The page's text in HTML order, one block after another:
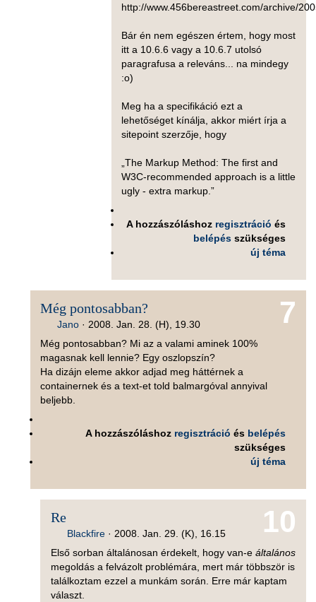
http://www.456bereastreet.com/archive/
Bár én nem egészen értem, hogy most
itt a 10.6.6 vagy a 10.6.7 utolsó
paragrafusa a releváns... na mindegy
:o)
Meg ha a specifikáció ezt a
lehetőséget kínálja, akkor miért írja a
sitepoint szerzője, hogy
„The Markup Method: The first and
W3C-recommended approach is a little
ugly - extra markup.”
A hozzászóláshoz regisztráció és
belépés szükséges
új téma
7
Még pontosabban?
Jano· 2008. Jan. 28. (H), 19.30
Még pontosabban? Mi az a valami aminek 100%
magasnak kell lennie? Egy oszlopszín?
Ha dizájn eleme akkor adjad meg háttérnek a
containernek és a text-et told balmargóval annyival
beljebb.
A hozzászóláshoz regisztráció és belépés
szükséges
új téma
10
Re
Blackfire · 2008. Jan. 29. (K), 16.15
Első sorban általánosan érdekelt, hogy van-e általános
megoldás a felvázolt problémára, mert már többször is
találkoztam ezzel a munkám során. Erre már kaptam
választ.